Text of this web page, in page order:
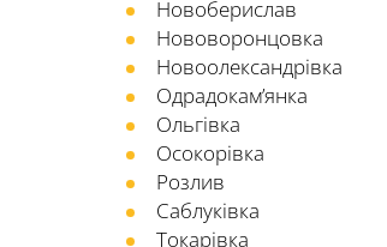
Новоберислав
Нововоронцовка
Новоолександрівка
Одрадокам’янка
Ольгівка
Осокорівка
Розлив
Саблуківка
Токарівка